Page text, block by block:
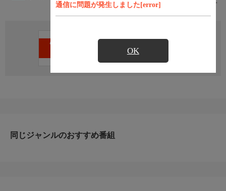
通信に問題が発生しました[error]
OK
直近の放送予定はありません
同じジャンルのおすすめ番組